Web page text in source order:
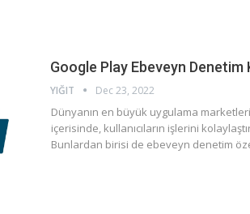
Google Play Ebeveyn Denetim
YIĞIT Dec 23, 2022
Dünyanın en büyük uygulama
içerisinde, kullanıcıların işlerini
Bunlardan birisi de ebeveyn denetim